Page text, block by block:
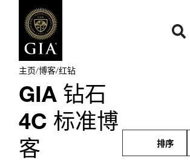
主页/博客/红钻
GIA 钻石
4C 标准博
客
排序